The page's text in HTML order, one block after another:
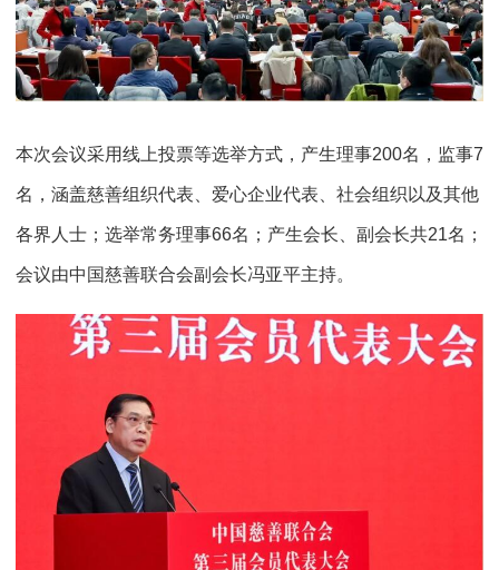
本次会议采用线上投票等选举方式，产生理事200名，监事7
名，涵盖慈善组织代表、爱心企业代表、社会组织以及其他
各界人士；选举常务理事66名；产生会长、副会长共21名；
会议由中国慈善联合会副会长冯亚平主持。